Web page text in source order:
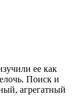
ее как
Поиск и
агрегатный